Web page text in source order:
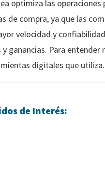
optimiza las
de compra, ya que las
velocidad y
y ganancias. Para entender
digitales que utiliza.
de Interés: